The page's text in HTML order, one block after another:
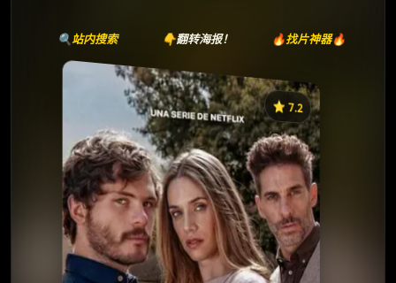
🔍站内搜索 👇翻转海报！ 🔥找片神器🔥
⭐️ 7.2
《禁恋父子》
⭐
收藏
⭐️ 评分：7.2 | 🎬 2026年
📺 连载中
夸克网盘
百度网盘